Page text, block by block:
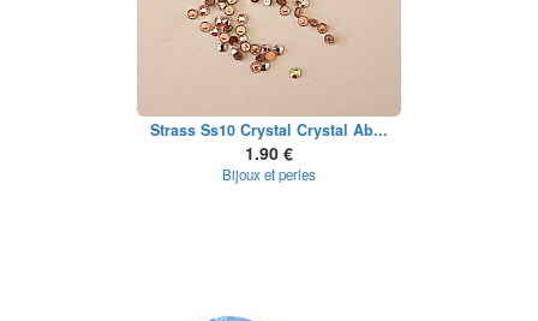
Strass Ss10 Crystal Crystal Ab...
1.90 €
Bijoux et perles